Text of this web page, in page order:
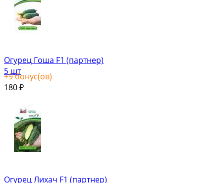
Огурец Гоша F1 (партнер)
5 шт
+9бонус(ов)
180 ₽
Огурец Лихач F1 (партнер)